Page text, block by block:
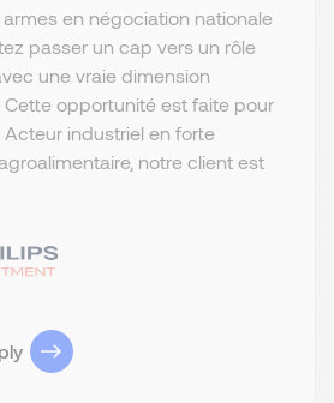
en négociation nationale
passer un cap vers un rôle
une vraie dimension
Cette opportunité est faite pour
Acteur industriel en forte
notre client est